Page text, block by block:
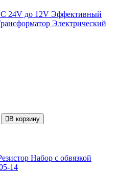
24V до 12V Эффективный
Электрический
В корзину